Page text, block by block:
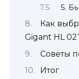
5.
Как
Gigant HL
Советы
Итог